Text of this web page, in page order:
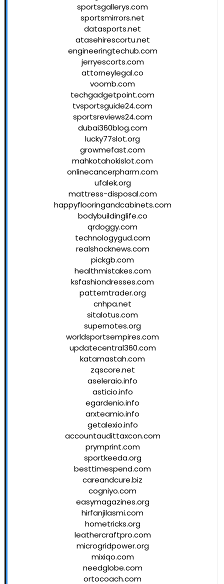
sportsgallerys.com
sportsmirrors.net
datasports.net
atasehirescortu.net
engineeringtechub.com
jerryescorts.com
attorneylegal.co
voomb.com
techgadgetpoint.com
tvsportsguide24.com
sportsreviews24.com
dubai360blog.com
lucky77slot.org
growmefast.com
mahkotahokislot.com
onlinecancerpharm.com
ufalek.org
mattress-disposal.com
happyflooringandcabinets.com
bodybuildinglife.co
qrdoggy.com
technologygud.com
realshocknews.com
pickgb.com
healthmistakes.com
ksfashiondresses.com
patterntrader.org
cnhpa.net
sitalotus.com
supernotes.org
worldsportsempires.com
updatecentral360.com
katamastah.com
zqscore.net
aseleraio.info
asticio.info
egardenio.info
arxteamio.info
getalexio.info
accountaudittaxcon.com
prymprint.com
sportkeeda.org
besttimespend.com
careandcure.biz
cogniyo.com
easymagazines.org
hirfanjilasmi.com
hometricks.org
leathercraftpro.com
microgridpower.org
mixiqo.com
needglobe.com
ortocoach.com